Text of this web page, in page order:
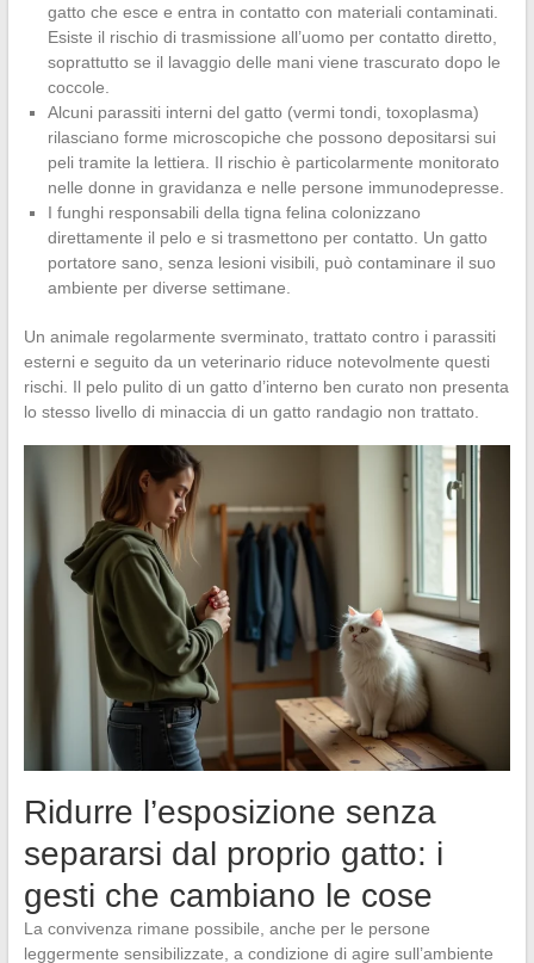
gatto che esce e entra in contatto con materiali contaminati.
Esiste il rischio di trasmissione all’uomo per contatto diretto,
soprattutto se il lavaggio delle mani viene trascurato dopo le
coccole.
Alcuni parassiti interni del gatto (vermi tondi, toxoplasma)
rilasciano forme microscopiche che possono depositarsi sui
peli tramite la lettiera. Il rischio è particolarmente monitorato
nelle donne in gravidanza e nelle persone immunodepresse.
I funghi responsabili della tigna felina colonizzano
direttamente il pelo e si trasmettono per contatto. Un gatto
portatore sano, senza lesioni visibili, può contaminare il suo
ambiente per diverse settimane.
Un animale regolarmente sverminato, trattato contro i parassiti
esterni e seguito da un veterinario riduce notevolmente questi
rischi. Il pelo pulito di un gatto d’interno ben curato non presenta
lo stesso livello di minaccia di un gatto randagio non trattato.
Ridurre l’esposizione senza
separarsi dal proprio gatto: i
gesti che cambiano le cose
La convivenza rimane possibile, anche per le persone
leggermente sensibilizzate, a condizione di agire sull’ambiente